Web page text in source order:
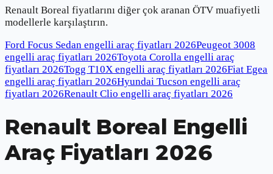
Renault Boreal fiyatlarını diğer çok aranan ÖTV muafiyetli
modellerle karşılaştırın.
Ford Focus Sedan engelli araç fiyatları 2026Peugeot 3008
engelli araç fiyatları 2026Toyota Corolla engelli araç
fiyatları 2026Togg T10X engelli araç fiyatları 2026Fiat Egea
engelli araç fiyatları 2026Hyundai Tucson engelli araç
fiyatları 2026Renault Clio engelli araç fiyatları 2026
Renault Boreal Engelli
Araç Fiyatları 2026